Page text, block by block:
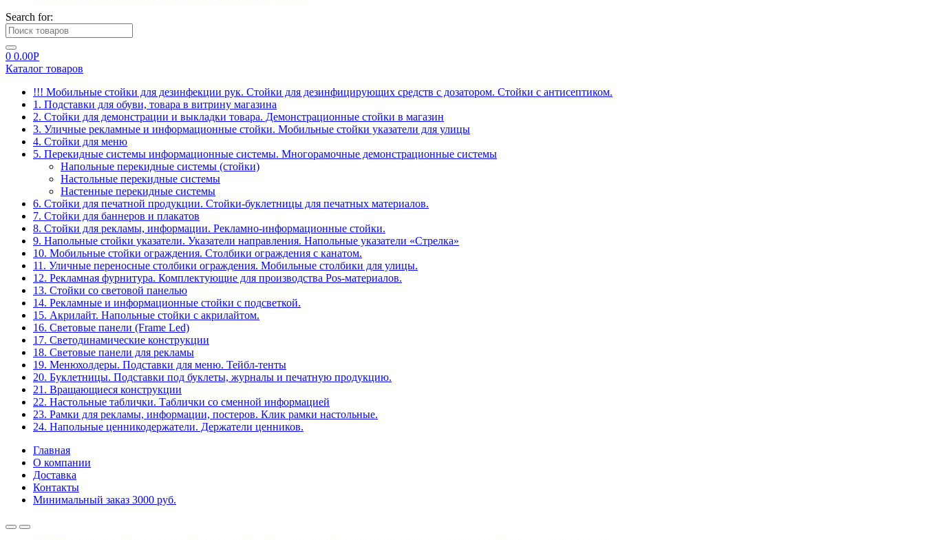
Search for:
0 0.00Р
Каталог товаров
!!! Мобильные стойки для дезинфекции рук. Стойки для дезинфицирующих средств с дозатором. Стойки с антисептиком.
1. Подставки для обуви, товара в витрину магазина
2. Стойки для демонстрации и выкладки товара. Демонстрационные стойки в магазин
3. Уличные рекламные и информационные стойки. Мобильные стойки указатели для улицы
4. Стойки для меню
5. Перекидные системы информационные системы. Многорамочные демонстрационные системы
Напольные перекидные системы (стойки)
Настольные перекидные системы
Настенные перекидные системы
6. Стойки для печатной продукции. Стойки-буклетницы для печатных материалов.
7. Стойки для баннеров и плакатов
8. Стойки для рекламы, информации. Рекламно-информационные стойки.
9. Напольные стойки указатели. Указатели направления. Напольные указатели «Стрелка»
10. Мобильные стойки ограждения. Столбики ограждения с канатом.
11. Уличные переносные столбики ограждения. Мобильные столбики для улицы.
12. Рекламная фурнитура. Комплектующие для производства Pos-материалов.
13. Стойки со световой панелью
14. Рекламные и информационные стойки с подсветкой.
15. Акрилайт. Напольные стойки с акрилайтом.
16. Световые панели (Frame Led)
17. Светодинамические конструкции
18. Световые панели для рекламы
19. Менюхолдеры. Подставки для меню. Тейбл-тенты
20. Буклетницы. Подставки под буклеты, журналы и печатную продукцию.
21. Вращающиеся конструкции
22. Настольные таблички. Таблички со сменной информацией
23. Рамки для рекламы, информации, постеров. Клик рамки настольные.
24. Напольные ценникодержатели. Держатели ценников.
Главная
О компании
Доставка
Контакты
Минимальный заказ 3000 руб.